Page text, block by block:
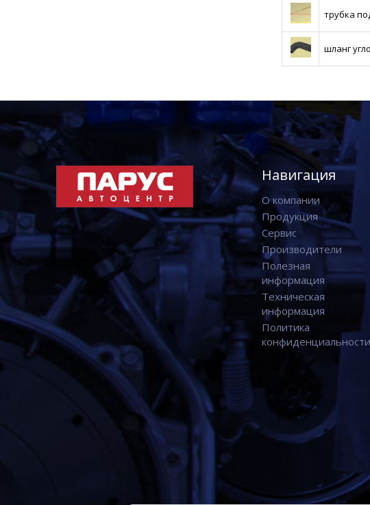
трубка
шланг
Навигация
О компании
Продукция
Сервис
Производители
Полезная
информация
Техническая
информация
Политика
конфиденциальности